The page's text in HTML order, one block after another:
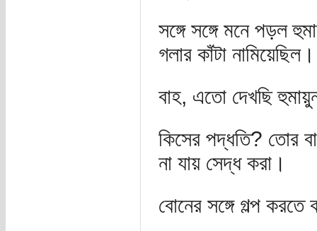
সঙ্গে সঙ্গে মনে পড়ল
গলার কাঁটা নামিয়েছিল।
বাহ, এতো দেখছি
কিসের পদ্ধতি? তোর
না যায় সেদ্ধ করা।
বোনের সঙ্গে গল্প